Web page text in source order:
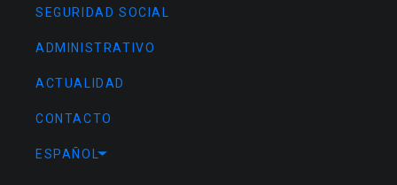
SEGURIDAD SOCIAL
ADMINISTRATIVO
ACTUALIDAD
CONTACTO
ESPAÑOL